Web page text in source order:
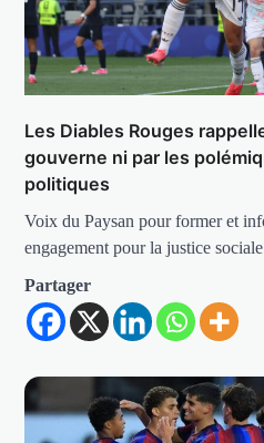
Les Diables Rouges
gouverne ni par les
politiques
Voix du Paysan pour former et
engagement pour la justice
Partager